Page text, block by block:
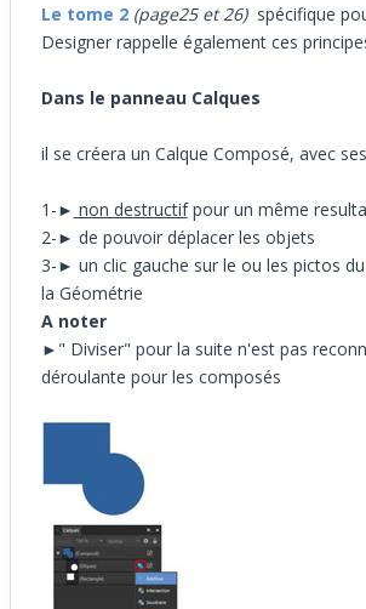
Le tome 2 (page25 et 26)spécifique
Designer rappelle également ces
Dans le panneau Calques
il se créera un Calque Composé, avec
1-► non destructifpour un même
2-► de pouvoir déplacer les objets
3-► un clic gauche sur le ou les pictos
la Géométrie
A noter
►" Diviser" pour la suite n'est pas
déroulante pour les composés